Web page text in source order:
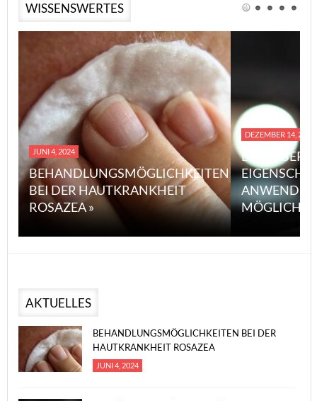
WISSENSWERTES
JUNI 4, 2024
BEHANDLUNGSMÖGLICHKEITEN
BEI DER HAUTKRANKHEIT
ROSAZEA »
DEZEMBER 14, 2023
EINE
MÖGLICHE
AKTUELLES
BEHANDLUNGSMÖGLICHKEITEN BEI DER
HAUTKRANKHEIT ROSAZEA
JUNI 4, 2024